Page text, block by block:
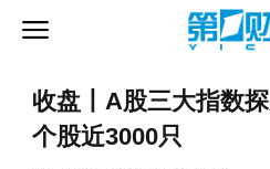
收盘丨A股三大指数
个股近3000只